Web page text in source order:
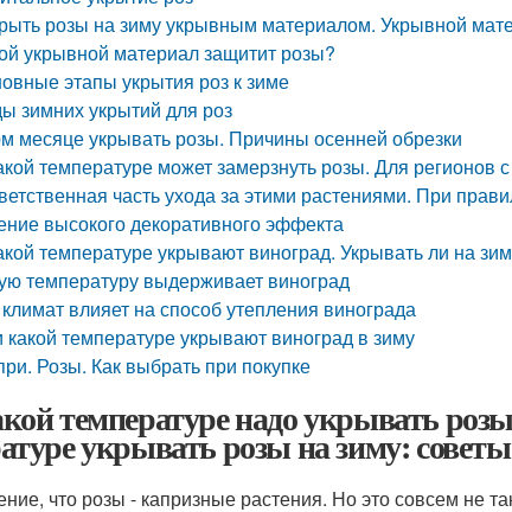
розы на зиму укрывным материалом. Укрывной
укрывной материал защитит розы?
этапы укрытия роз к зиме
зимних укрытий для роз
месяце укрывать розы. Причины осенней обрезки
температуре может замерзнуть розы. Для регионов
часть ухода за этими растениями. При
высокого декоративного эффекта
температуре укрывают виноград. Укрывать ли на
температуру выдерживает виноград
влияет на способ утепления винограда
какой температуре укрывают виноград в зиму
Розы. Как выбрать при покупке
температуре надо укрывать
укрывать розы на зиму:
что розы - капризные растения. Но это совсем не